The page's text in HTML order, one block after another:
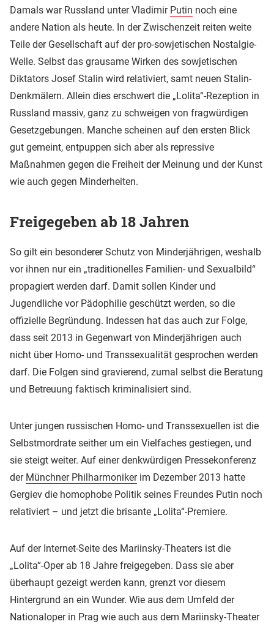
Damals war Russland unter Vladimir Putin noch eine
andere Nation als heute. In der Zwischenzeit reiten weite
Teile der Gesellschaft auf der pro-sowjetischen Nostalgie-
Welle. Selbst das grausame Wirken des sowjetischen
Diktators Josef Stalin wird relativiert, samt neuen Stalin-
Denkmälern. Allein dies erschwert die „Lolita“-Rezeption in
Russland massiv, ganz zu schweigen von fragwürdigen
Gesetzgebungen. Manche scheinen auf den ersten Blick
gut gemeint, entpuppen sich aber als repressive
Maßnahmen gegen die Freiheit der Meinung und der Kunst
wie auch gegen Minderheiten.
Freigegeben ab 18 Jahren
So gilt ein besonderer Schutz von Minderjährigen, weshalb
vor ihnen nur ein „traditionelles Familien- und Sexualbild“
propagiert werden darf. Damit sollen Kinder und
Jugendliche vor Pädophilie geschützt werden, so die
offizielle Begründung. Indessen hat das auch zur Folge,
dass seit 2013 in Gegenwart von Minderjährigen auch
nicht über Homo- und Transsexualität gesprochen werden
darf. Die Folgen sind gravierend, zumal selbst die Beratung
und Betreuung faktisch kriminalisiert sind.
Unter jungen russischen Homo- und Transsexuellen ist die
Selbstmordrate seither um ein Vielfaches gestiegen, und
sie steigt weiter. Auf einer denkwürdigen Pressekonferenz
der Münchner Philharmonikerim Dezember 2013 hatte
Gergiev die homophobe Politik seines Freundes Putin noch
relativiert – und jetzt die brisante „Lolita“-Premiere.
Auf der Internet-Seite des Mariinsky-Theaters ist die
„Lolita“-Oper ab 18 Jahre freigegeben. Dass sie aber
überhaupt gezeigt werden kann, grenzt vor diesem
Hintergrund an ein Wunder. Wie aus dem Umfeld der
Nationaloper in Prag wie auch aus dem Mariinsky-Theater